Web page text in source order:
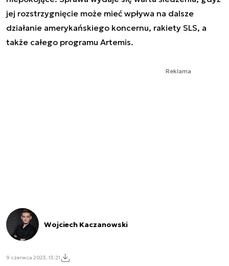
jej rozstrzygnięcie może mieć wpływa na dalsze
działanie amerykańskiego koncernu, rakiety SLS, a
także całego programu Artemis.
Reklama
Wojciech Kaczanowski
9 czerwca 2023, 13:21